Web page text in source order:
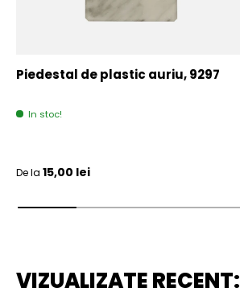
Piedestal de plastic auriu, 9297
In stoc!
Pret initial
De la 15,00 lei
VIZUALIZATE RECENT: